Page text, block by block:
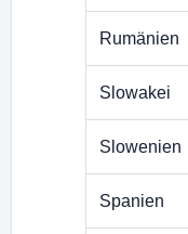
Rumänien
Slowakei
Slowenien
Spanien